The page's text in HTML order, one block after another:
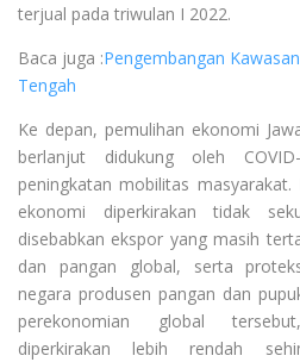
terjual pada triwulan I 2022.
Baca juga :Pengembangan
Tengah
Ke depan, pemulihan ekonomi
berlanjut didukung oleh
peningkatan mobilitas
ekonomi diperkirakan tidak
disebabkan ekspor yang masih
dan pangan global, serta
negara produsen pangan dan
perekonomian global
diperkirakan lebih rendah